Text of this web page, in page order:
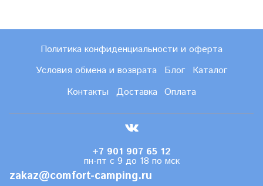
Политика конфиденциальности и оферта
Условия обмена и возврата
Блог
Каталог
Контакты
Доставка Оплата
+7 901 907 65 12
пн-пт с 9 до 18 по мск
zakaz@comfort-camping.ru